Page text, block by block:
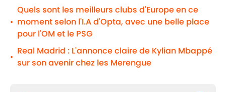
•
Quels sont les meilleurs clubs d'Europe en ce
moment selon l'I.A d'Opta, avec une belle place
pour l'OM et le PSG
•
Real Madrid : L'annonce claire de Kylian Mbappé
sur son avenir chez les Merengue